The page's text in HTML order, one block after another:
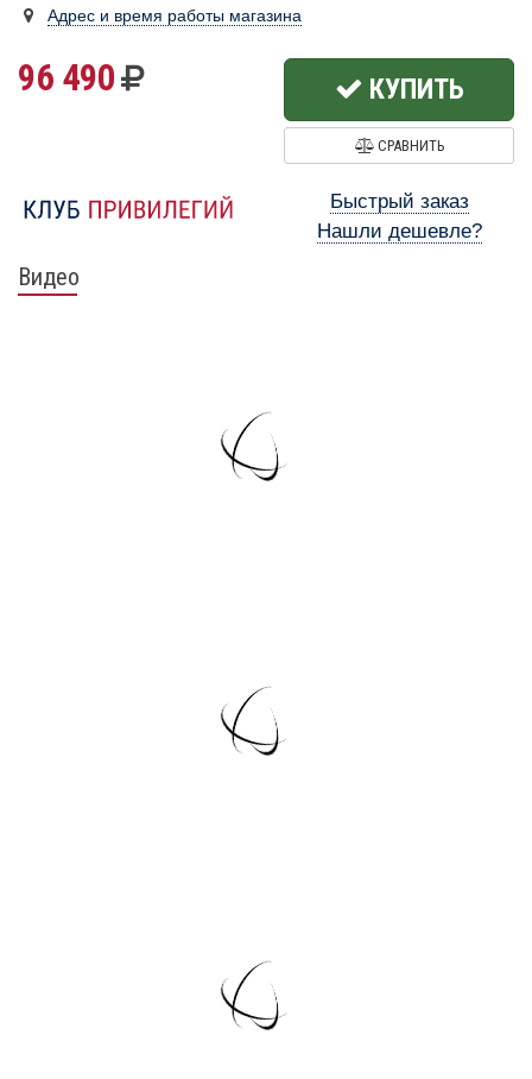
Адрес и время работы магазина
96 490 КУПИТЬ
СРАВНИТЬ
Быстрый заказ
Нашли дешевле?
Видео